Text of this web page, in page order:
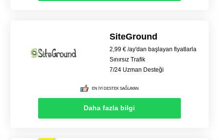
SiteGround
2,99 € /ay'dan başlayan fiyatlarla
Sınırsız Trafik
7/24 Uzman Desteği
EN İYİ DESTEK SAĞLAYAN
Daha fazla bilgi